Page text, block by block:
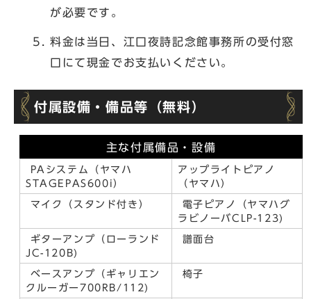
が必要です。
料金は当日、江口夜詩記念館事務所の受付窓
口にて現金でお支払いください。
付属設備・備品等（無料）
主な付属備品・設備
PAシステム（ヤマハ
STAGEPAS600i）
アップライトピアノ
（ヤマハ）
マイク（スタンド付き）
電子ピアノ（ヤマハグ
ラビノーバCLP-123)
ギターアンプ（ローランド
JC-120B)
譜面台
ベースアンプ（ギャリエン
クルーガー700RB/112)
椅子